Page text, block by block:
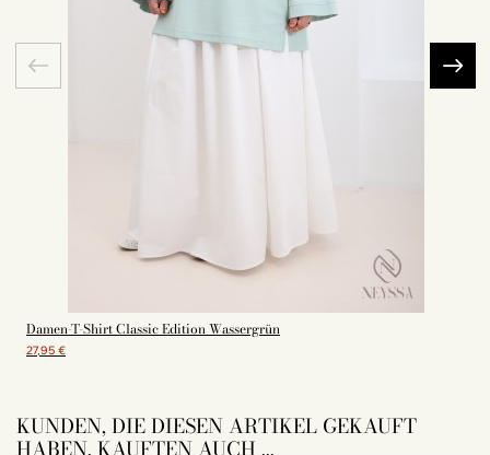
Damen-T-Shirt Classic Edition Wassergrün
27,95 €
KUNDEN, DIE DIESEN ARTIKEL GEKAUFT